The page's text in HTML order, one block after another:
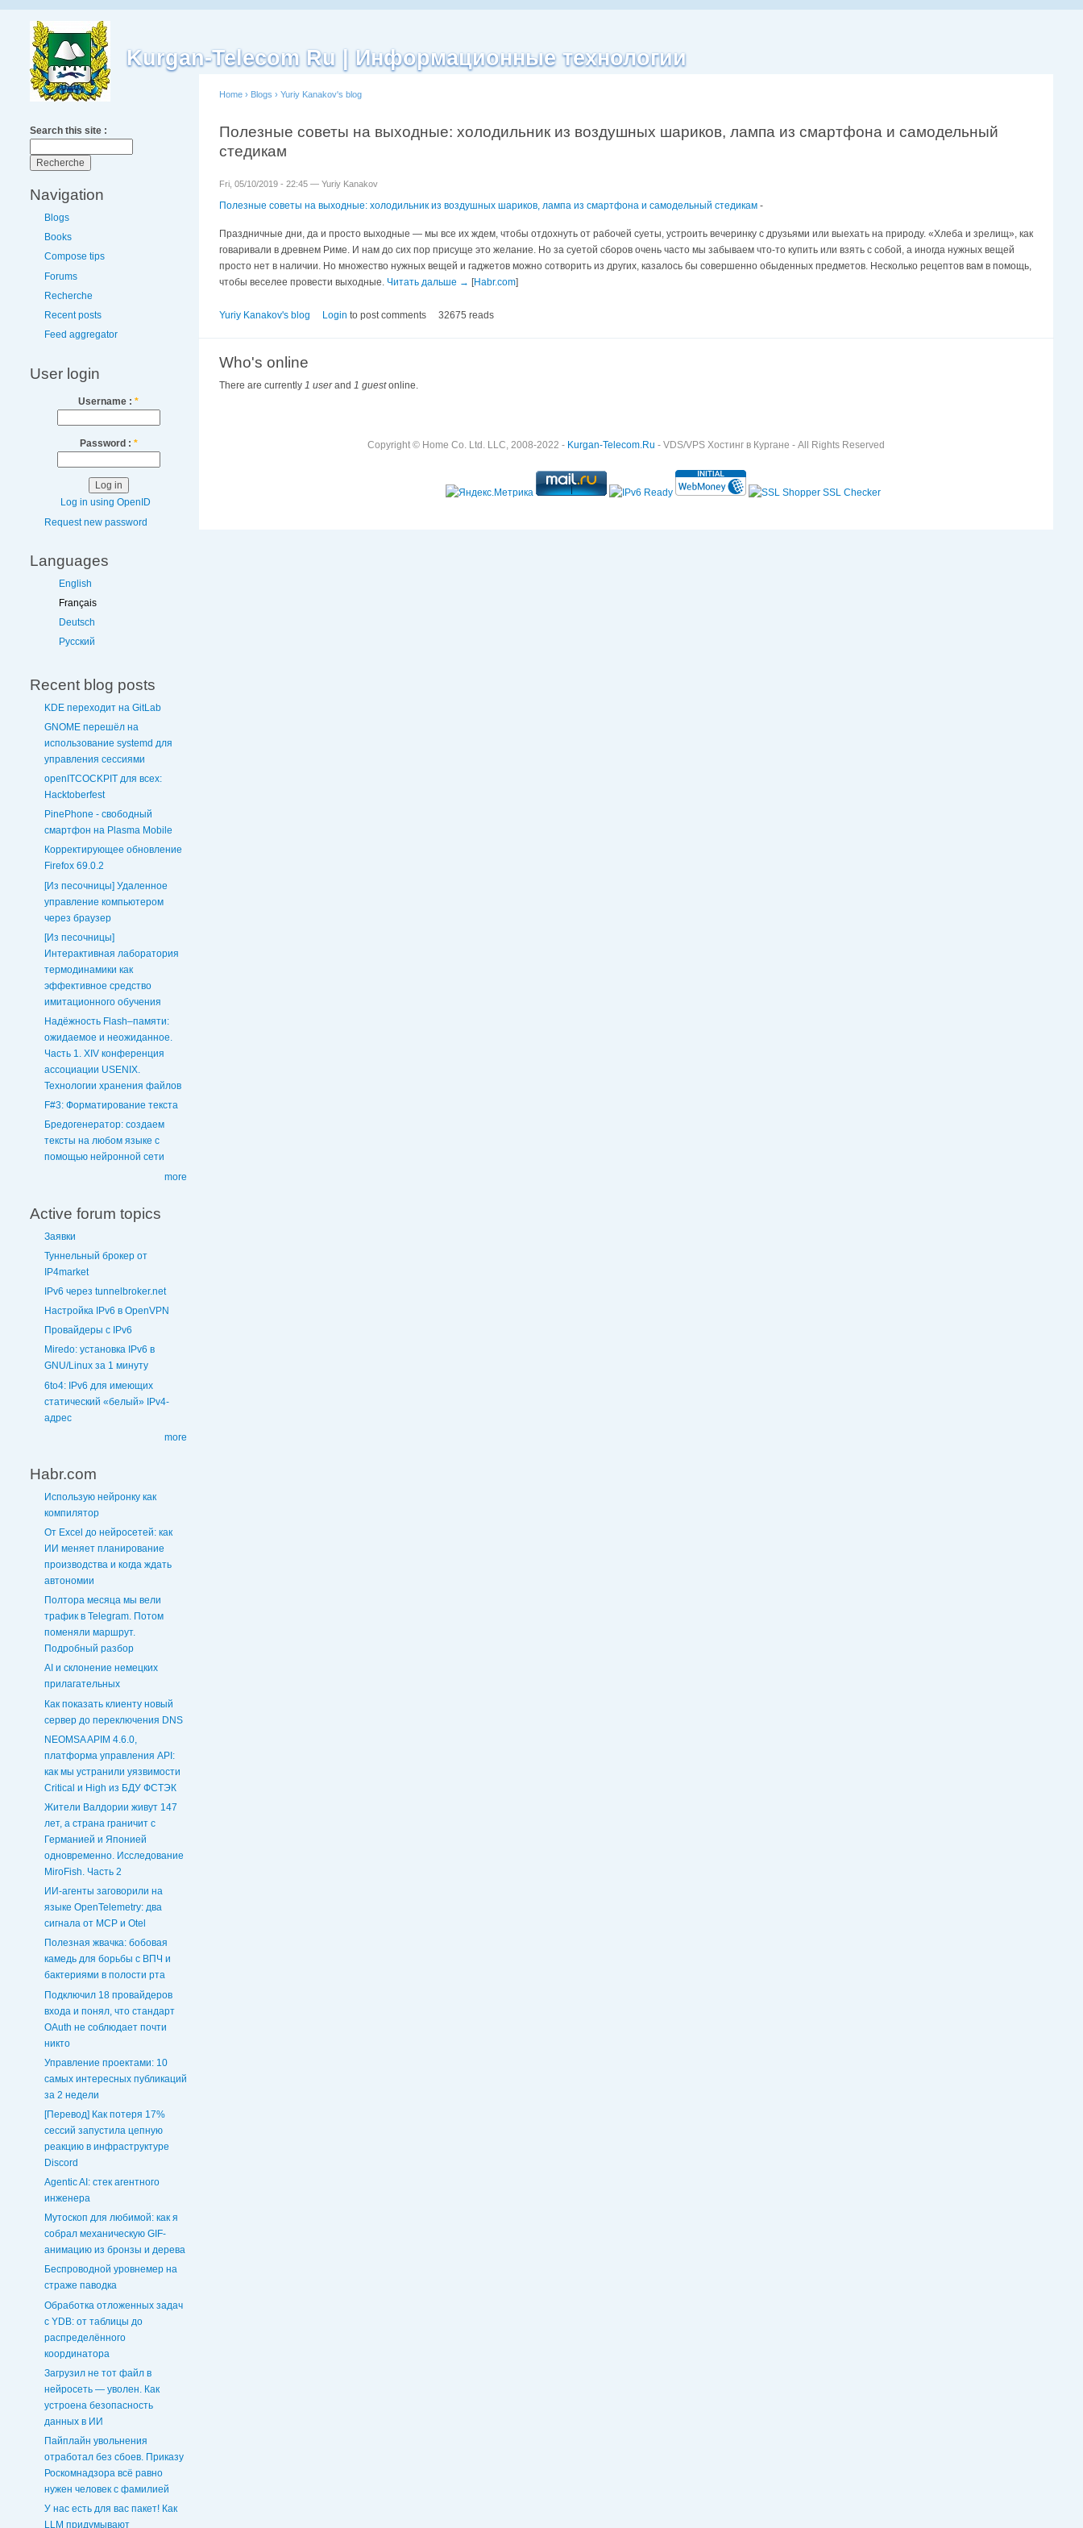
Kurgan-Telecom Ru | Информационные технологии
Search this site :
Navigation
Blogs
Books
Compose tips
Forums
Recherche
Recent posts
Feed aggregator
User login
Username : *
Password : *
Log in using OpenID
Request new password
Languages
English
Français
Deutsch
Русский
Recent blog posts
KDE переходит на GitLab
GNOME перешёл на
использование systemd для
управления сессиями
openITCOCKPIT для всех:
Hacktoberfest
PinePhone - свободный
смартфон на Plasma Mobile
Корректирующее обновление
Firefox 69.0.2
[Из песочницы] Удаленное
управление компьютером
через браузер
[Из песочницы]
Интерактивная лаборатория
термодинамики как
эффективное средство
имитационного обучения
Надёжность Flash–памяти:
ожидаемое и неожиданное.
Часть 1. XIV конференция
ассоциации USENIX.
Технологии хранения файлов
F#3: Форматирование текста
Бредогенератор: создаем
тексты на любом языке с
помощью нейронной сети
more
Active forum topics
Заявки
Туннельный брокер от
IP4market
IPv6 через tunnelbroker.net
Настройка IPv6 в OpenVPN
Провайдеры с IPv6
Miredo: установка IPv6 в
GNU/Linux за 1 минуту
6to4: IPv6 для имеющих
статический «белый» IPv4-
адрес
more
Habr.com
Использую нейронку как
компилятор
От Excel до нейросетей: как
ИИ меняет планирование
производства и когда ждать
автономии
Полтора месяца мы вели
трафик в Telegram. Потом
поменяли маршрут.
Подробный разбор
AI и склонение немецких
прилагательных
Как показать клиенту новый
сервер до переключения DNS
NEOMSA APIM 4.6.0,
платформа управления API:
как мы устранили уязвимости
Critical и High из БДУ ФСТЭК
Жители Валдории живут 147
лет, а страна граничит с
Германией и Японией
одновременно. Исследование
MiroFish. Часть 2
ИИ-агенты заговорили на
языке OpenTelemetry: два
сигнала от MCP и Otel
Полезная жвачка: бобовая
камедь для борьбы с ВПЧ и
бактериями в полости рта
Подключил 18 провайдеров
входа и понял, что стандарт
OAuth не соблюдает почти
никто
Управление проектами: 10
самых интересных публикаций
за 2 недели
[Перевод] Как потеря 17%
сессий запустила цепную
реакцию в инфраструктуре
Discord
Agentic AI: стек агентного
инженера
Мутоскоп для любимой: как я
собрал механическую GIF-
анимацию из бронзы и дерева
Беспроводной уровнемер на
страже паводка
Обработка отложенных задач
c YDB: от таблицы до
распределённого
координатора
Загрузил не тот файл в
нейросеть — уволен. Как
устроена безопасность
данных в ИИ
Пайплайн увольнения
отработал без сбоев. Приказу
Роскомнадзора всё равно
нужен человек с фамилией
У нас есть для вас пакет! Как
LLM придумывают
Home › Blogs › Yuriy Kanakov's blog
Полезные советы на выходные: холодильник из воздушных шариков, лампа из смартфона и самодельный
стедикам
Fri, 05/10/2019 - 22:45 — Yuriy Kanakov
Полезные советы на выходные: холодильник из воздушных шариков, лампа из смартфона и самодельный стедикам -
Праздничные дни, да и просто выходные — мы все их ждем, чтобы отдохнуть от рабочей суеты, устроить вечеринку с друзьями или выехать на природу. «Хлеба и зрелищ», как
говаривали в древнем Риме. И нам до сих пор присуще это желание. Но за суетой сборов очень часто мы забываем что-то купить или взять с собой, а иногда нужных вещей
просто нет в наличии. Но множество нужных вещей и гаджетов можно сотворить из других, казалось бы совершенно обыденных предметов. Несколько рецептов вам в помощь,
чтобы веселее провести выходные. Читать дальше → [Habr.com]
Yuriy Kanakov's blog Login to post comments 32675 reads
Who's online
There are currently 1 userand 1 guestonline.
Copyright © Home Co. Ltd. LLC, 2008-2022 - Kurgan-Telecom.Ru - VDS/VPS Хостинг в Кургане - All Rights Reserved